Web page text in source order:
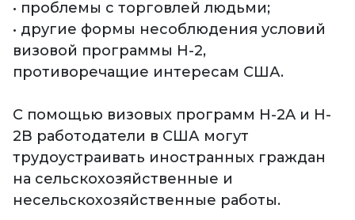
• проблемы с торговлей людьми;
• другие формы несоблюдения условий
визовой программы H-2,
противоречащие интересам США.
С помощью визовых программ H-2A и H-
2B работодатели в США могут
трудоустраивать иностранных граждан
на сельскохозяйственные и
несельскохозяйственные работы.